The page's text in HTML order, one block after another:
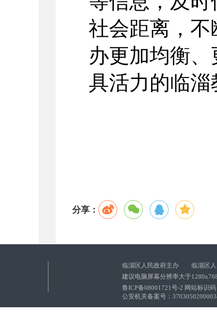
社会距离，
办更加均衡
具活力的临
分享：
临淄区人民政府主办 临淄区人
建议电脑屏幕分辨率大于
鲁ICP备08001721号-2 网站标识
公安机关备案号：